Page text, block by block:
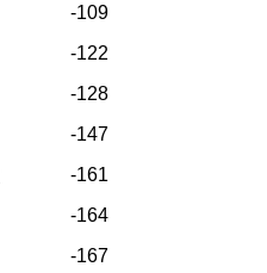
-109
-122
-128
-147
-161
-164
-167